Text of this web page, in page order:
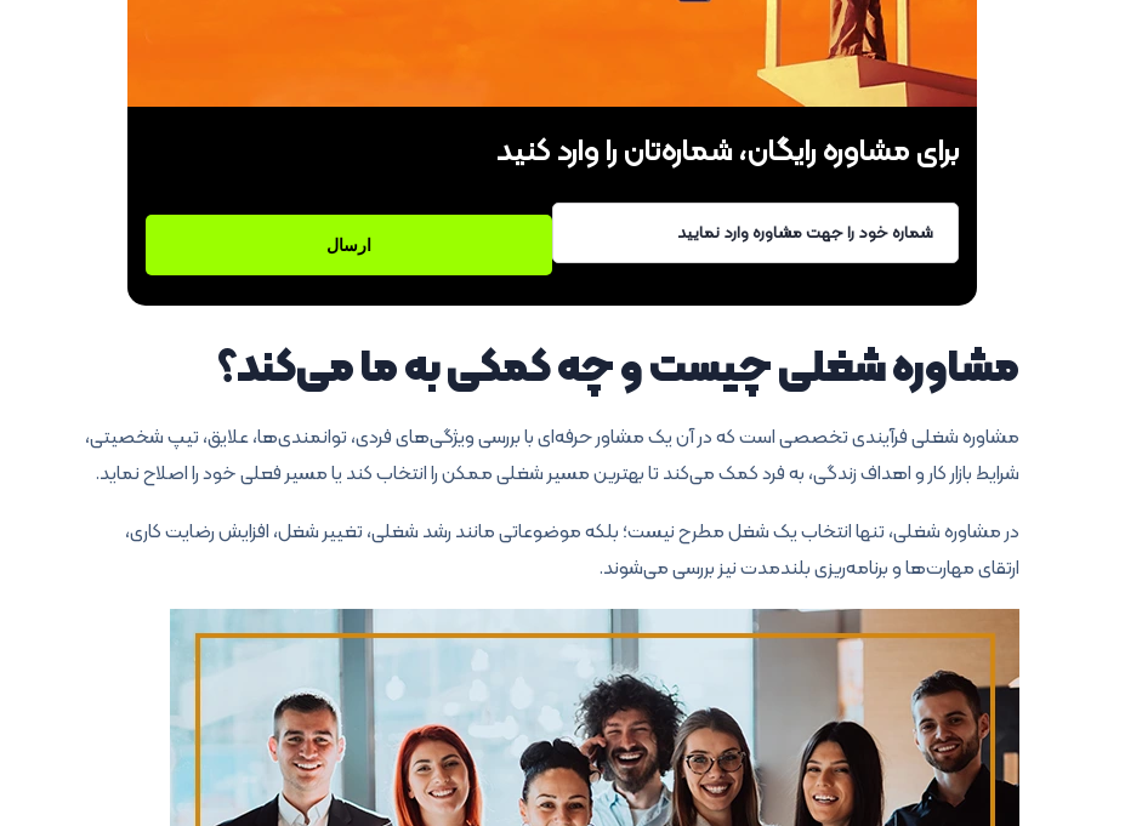
برای مشاوره رایگان، شماره‌تان را وارد کنید
مشاوره شغلی چیست و چه کمکی به ما می‌کند؟
مشاوره شغلی فرآیندی تخصصی است که در آن یک مشاور حرفه‌ای با بررسی ویژگی‌های فردی، توانمندی‌ها، علایق، تیپ شخصیتی،
شرایط بازار کار و اهداف زندگی، به فرد کمک می‌کند تا بهترین مسیر شغلی ممکن را انتخاب کند یا مسیر فعلی خود را اصلاح نماید.
در مشاوره شغلی، تنها انتخاب یک شغل مطرح نیست؛ بلکه موضوعاتی مانند رشد شغلی، تغییر شغل، افزایش رضایت کاری،
ارتقای مهارت‌ها و برنامه‌ریزی بلندمدت نیز بررسی می‌شوند.